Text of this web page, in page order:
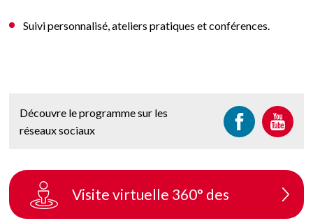
Suivi personnalisé, ateliers pratiques et conférences.
Découvre le programme sur les
réseaux sociaux
Visite virtuelle 360° des